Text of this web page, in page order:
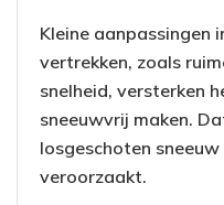
Kleine aanpassingen
vertrekken, zoals
snelheid, versterken
sneeuwvrij maken.
losgeschoten
veroorzaakt.